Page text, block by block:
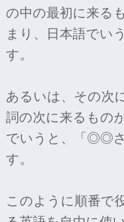
の中の最初に来る
まり、日本語で
す。
あるいは、その次
詞の次に来るもの
でいうと、「◎◎
す。
このように順番で